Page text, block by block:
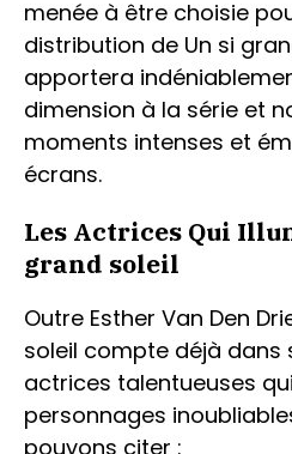
menée à être choisie
distribution de Un si
apportera
dimension à la série et
moments intenses et
écrans.
Les Actrices Qui
grand soleil
Outre Esther Van Den
soleil compte déjà dans
actrices talentueuses
personnages
pouvons citer :